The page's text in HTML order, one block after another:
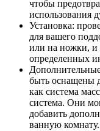
чтобы
использования
Установка:
для вашего
или на ножки, и
определенных
быть оснащены
как система
система. Они
добавить
ванную комнату.